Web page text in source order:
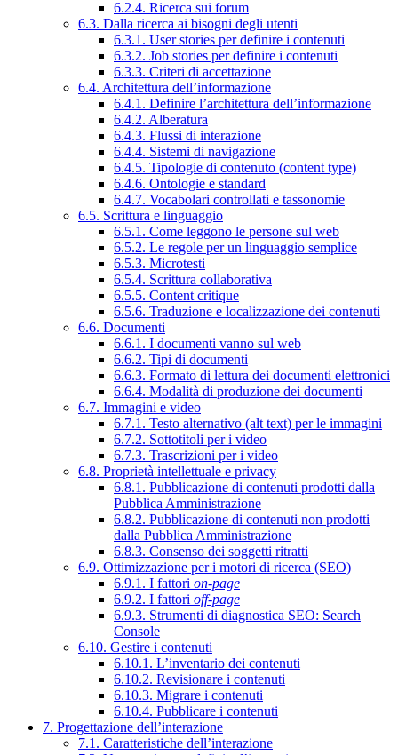
6.2.4. Ricerca sui forum
6.3. Dalla ricerca ai bisogni degli utenti
6.3.1. User stories per definire i contenuti
6.3.2. Job stories per definire i contenuti
6.3.3. Criteri di accettazione
6.4. Architettura dell’informazione
6.4.1. Definire l’architettura dell’informazione
6.4.2. Alberatura
6.4.3. Flussi di interazione
6.4.4. Sistemi di navigazione
6.4.5. Tipologie di contenuto (content type)
6.4.6. Ontologie e standard
6.4.7. Vocabolari controllati e tassonomie
6.5. Scrittura e linguaggio
6.5.1. Come leggono le persone sul web
6.5.2. Le regole per un linguaggio semplice
6.5.3. Microtesti
6.5.4. Scrittura collaborativa
6.5.5. Content critique
6.5.6. Traduzione e localizzazione dei contenuti
6.6. Documenti
6.6.1. I documenti vanno sul web
6.6.2. Tipi di documenti
6.6.3. Formato di lettura dei documenti elettronici
6.6.4. Modalità di produzione dei documenti
6.7. Immagini e video
6.7.1. Testo alternativo (alt text) per le immagini
6.7.2. Sottotitoli per i video
6.7.3. Trascrizioni per i video
6.8. Proprietà intellettuale e privacy
6.8.1. Pubblicazione di contenuti prodotti dalla
Pubblica Amministrazione
6.8.2. Pubblicazione di contenuti non prodotti
dalla Pubblica Amministrazione
6.8.3. Consenso dei soggetti ritratti
6.9. Ottimizzazione per i motori di ricerca (SEO)
6.9.1. I fattori on-page
6.9.2. I fattori off-page
6.9.3. Strumenti di diagnostica SEO: Search
Console
6.10. Gestire i contenuti
6.10.1. L’inventario dei contenuti
6.10.2. Revisionare i contenuti
6.10.3. Migrare i contenuti
6.10.4. Pubblicare i contenuti
7. Progettazione dell’interazione
7.1. Caratteristiche dell’interazione